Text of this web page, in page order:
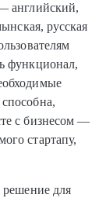
английский,
русская
функционал,
с бизнесом —
стартапу,
решение для